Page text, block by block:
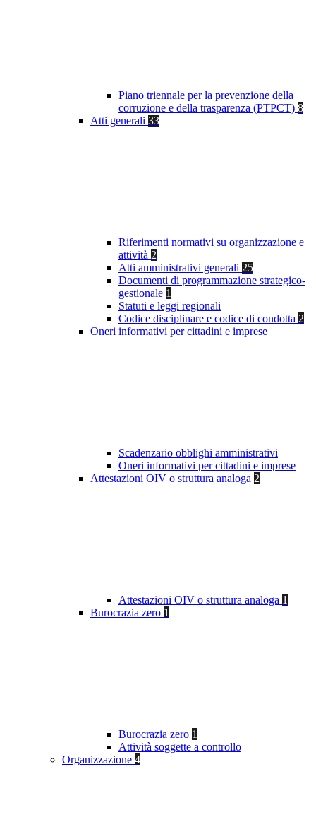
Piano triennale per la prevenzione della
corruzione e della trasparenza (PTPCT) 8
Atti generali 33
Riferimenti normativi su organizzazione e
attività 2
Atti amministrativi generali 25
Documenti di programmazione strategico-
gestionale 1
Statuti e leggi regionali
Codice disciplinare e codice di condotta 2
Oneri informativi per cittadini e imprese
Scadenzario obblighi amministrativi
Oneri informativi per cittadini e imprese
Attestazioni OIV o struttura analoga 2
Attestazioni OIV o struttura analoga 1
Burocrazia zero 1
Burocrazia zero 1
Attività soggette a controllo
Organizzazione 4